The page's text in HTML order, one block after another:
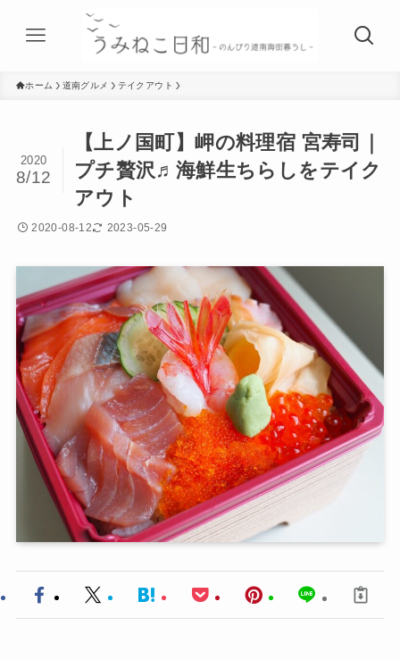
ホーム 道南グルメ テイクアウト
【上ノ国町】岬の料理宿 宮寿司｜
プチ贅沢♬海鮮生ちらしをテイク
アウト
2020
8/12
2020-08-12 2023-05-29